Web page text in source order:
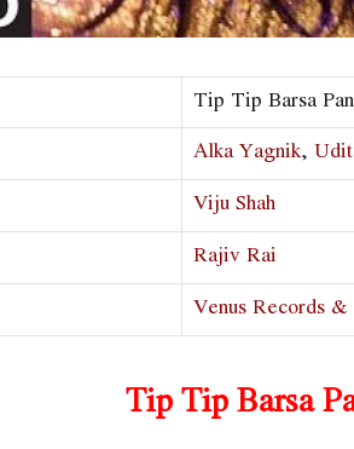
Tip Tip Barsa
Alka Yagnik,
Viju Shah
Rajiv Rai
Venus Records
Tip Tip Barsa